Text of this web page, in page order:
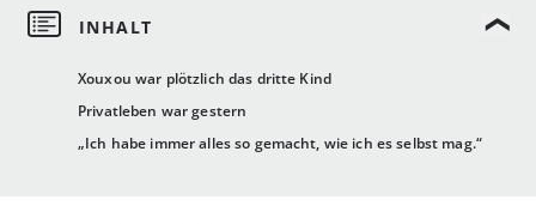
Xouxou war plötzlich das dritte Kind
Privatleben war gestern
„Ich habe immer alles so gemacht, wie ich es selbst mag.“